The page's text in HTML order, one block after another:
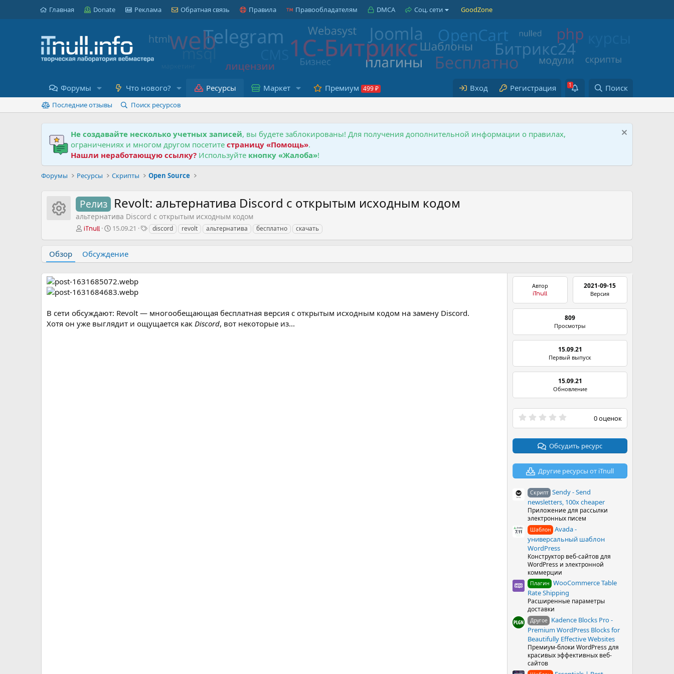
Главная Donate Реклама Обратная связь Правила Правообладателям DMCA Соц. сети GoodZone
Форумы Что нового? Ресурсы Маркет Премиум Вход Регистрация Поиск
Последние отзывы Поиск ресурсов
Не создавайте несколько учетных записей, вы будете заблокированы! Для получения дополнительной информации о правилах,
ограничениях и многом другом посетите страницу «Помощь».
Нашли неработающую ссылку?Используйте кнопку «Жалоба»!
Форумы Ресурсы Скрипты Open Source
Иконка ресурса
Релиз Revolt: альтернатива Discord с открытым исходным кодом
альтернатива Discord с открытым исходным кодом
А
о
р
iTnull
Д
а
с
о
з
д
и
я
15.09.21
Т discord revolt альтернатива бесплатно скачать
Обзор Обсуждение
В сети обсуждают: Revolt — многообещающая бесплатная версия с открытым исходным кодом на замену Discord.
Хотя он уже выглядит и ощущается как Discord, вот некоторые из...
Автор
iTnull
2021-09-15
Версия
809
Просмотры
15.09.21
Первый выпуск
15.09.21
Обновление
0
0
з
в
з
д
0 оценок
Обсудить ресурс
Другие ресурсы от iTnull
Скрипт Sendy - Send
newsletters, 100x cheaper
Приложение для рассылки
электронных писем
Шаблон Avada -
универсальный шаблон
WordPress
Конструктор веб-сайтов для
WordPress и электронной
коммерции
Плагин WooCommerce Table
Rate Shipping
Расширенные параметры
доставки
Другое Kadence Blocks Pro -
Premium WordPress Blocks for
Beautifully Effective Websites
Премиум-блоки WordPress для
красивых эффективных веб-
сайтов